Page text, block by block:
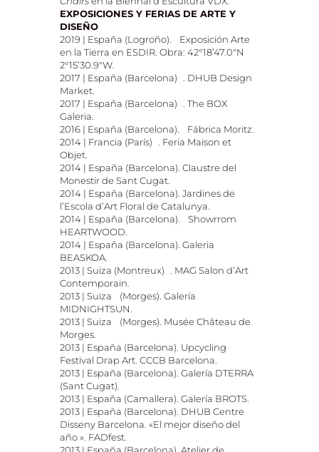
EXPOSICIONES Y FERIAS DE ARTE Y
DISEÑO
2019 | España (Logroño). Exposición Arte
en la Tierra en ESDIR. Obra: 42°18’47.0″N
2°15’30.9″W.
2017 | España (Barcelona) . DHUB Design
Market.
2017 | España (Barcelona) . The BOX
Galeria.
2016 | España (Barcelona). Fábrica Moritz.
2014 | Francia (París) . Feria Maison et
Objet.
2014 | España (Barcelona). Claustre del
Monestir de Sant Cugat.
2014 | España (Barcelona). Jardines de
l’Escola d’Art Floral de Catalunya.
2014 | España (Barcelona). Showrrom
HEARTWOOD.
2014 | España (Barcelona). Galeria
BEASKOA.
2013 | Suiza (Montreux) . MAG Salon d’Art
Contemporain.
2013 | Suiza (Morges). Galería
MIDNIGHTSUN.
2013 | Suiza (Morges). Musée Château de
Morges.
2013 | España (Barcelona). Upcycling
Festival Drap Art. CCCB Barcelona.
2013 | España (Barcelona). Galería DTERRA
(Sant Cugat).
2013 | España (Camallera). Galería BROTS.
2013 | España (Barcelona). DHUB Centre
Disseny Barcelona. «El mejor diseño del
año ». FADfest.
2013 | España (Barcelona). Atelier de